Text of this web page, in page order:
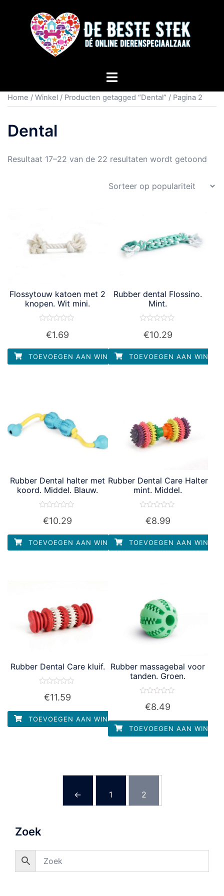
Home / Winkel / Producten getagged “Dental” / Pagina 2
Dental
Resultaat 17–22 van de 22 resultaten wordt getoond
Flossytouw katoen met 2
knopen. Wit mini.
5
€1.69
TOEVOEGEN AAN WINKELWAGEN
Rubber dental Flossino.
Mint.
5
€10.29
TOEVOEGEN AAN
Rubber Dental halter met
koord. Middel. Blauw.
5
€10.29
TOEVOEGEN AAN WINKELWAGEN
Rubber Dental Care Halter
mint. Middel.
5
€8.99
TOEVOEGEN AAN
Rubber Dental Care kluif.
5
€11.59
TOEVOEGEN AAN WINKELWAGEN
Rubber massagebal voor
tanden. Groen.
5
€8.49
TOEVOEGEN AAN
← 1 2
Zoek